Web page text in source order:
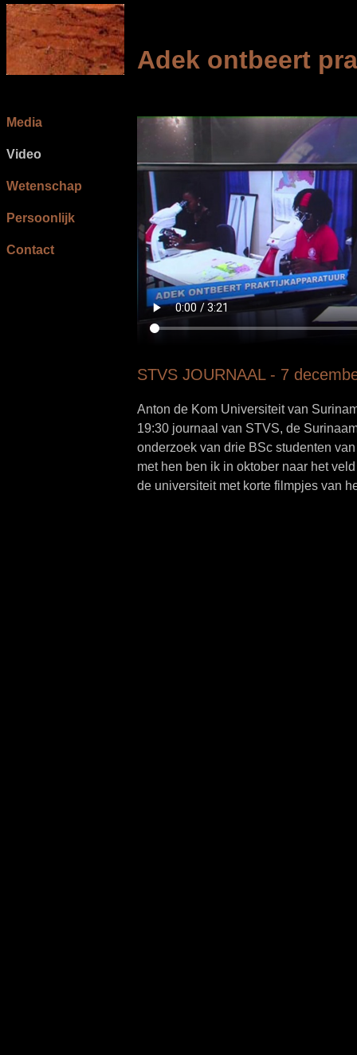
Adek ontbeert
Media
Video
Wetenschap
Persoonlijk
Contact
STVS JOURNAAL - 7
Anton de Kom Universiteit van
19:30 journaal van STVS, de
onderzoek van drie BSc studenten
met hen ben ik in oktober naar het
de universiteit met korte filmpjes van